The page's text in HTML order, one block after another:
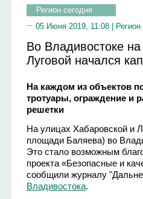
Регион сегодня
05 Июня 2019, 11:08 | Регион
Во Владивостоке
Луговой начался
На каждом из объектов
тротуары, ограждение и
решетки
На улицах Хабаровской и
площади Баляева) во
Это стало возможным
проекта «Безопасные и
сообщили журналу
Владивостока.